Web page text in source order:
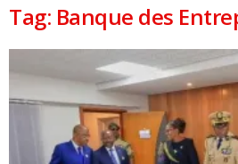
Tag: Banque des